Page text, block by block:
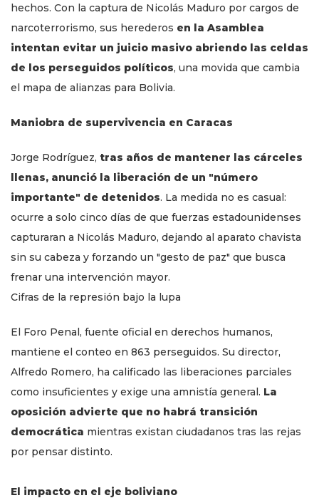
hechos. Con la captura de Nicolás Maduro por cargos de
narcoterrorismo, sus herederos en la Asamblea
intentan evitar un juicio masivo abriendo las celdas
de los perseguidos políticos, una movida que cambia
el mapa de alianzas para Bolivia.
Maniobra de supervivencia en Caracas
Jorge Rodríguez, tras años de mantener las cárceles
llenas, anunció la liberación de un "número
importante" de detenidos. La medida no es casual:
ocurre a solo cinco días de que fuerzas estadounidenses
capturaran a Nicolás Maduro, dejando al aparato chavista
sin su cabeza y forzando un "gesto de paz" que busca
frenar una intervención mayor.
Cifras de la represión bajo la lupa
El Foro Penal, fuente oficial en derechos humanos,
mantiene el conteo en 863 perseguidos. Su director,
Alfredo Romero, ha calificado las liberaciones parciales
como insuficientes y exige una amnistía general. La
oposición advierte que no habrá transición
democrática mientras existan ciudadanos tras las rejas
por pensar distinto.
El impacto en el eje boliviano